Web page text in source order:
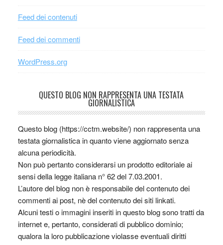
Feed dei contenuti
Feed dei commenti
WordPress.org
QUESTO BLOG NON RAPPRESENTA UNA TESTATA
GIORNALISTICA
Questo blog (https://cctm.website/) non rappresenta una
testata giornalistica in quanto viene aggiornato senza
alcuna periodicità.
Non può pertanto considerarsi un prodotto editoriale ai
sensi della legge italiana n° 62 del 7.03.2001.
L’autore del blog non è responsabile del contenuto dei
commenti ai post, nè del contenuto dei siti linkati.
Alcuni testi o immagini inseriti in questo blog sono tratti da
internet e, pertanto, considerati di pubblico dominio;
qualora la loro pubblicazione violasse eventuali diritti